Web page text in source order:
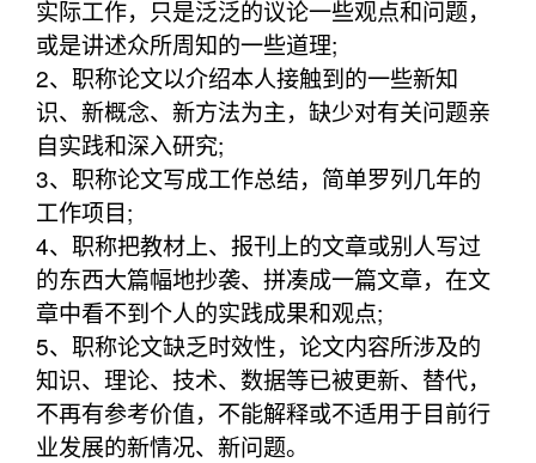
实际工作，只是泛泛的议论一些观点和问题，
或是讲述众所周知的一些道理;
2、职称论文以介绍本人接触到的一些新知
识、新概念、新方法为主，缺少对有关问题亲
自实践和深入研究;
3、职称论文写成工作总结，简单罗列几年的
工作项目;
4、职称把教材上、报刊上的文章或别人写过
的东西大篇幅地抄袭、拼凑成一篇文章，在文
章中看不到个人的实践成果和观点;
5、职称论文缺乏时效性，论文内容所涉及的
知识、理论、技术、数据等已被更新、替代，
不再有参考价值，不能解释或不适用于目前行
业发展的新情况、新问题。